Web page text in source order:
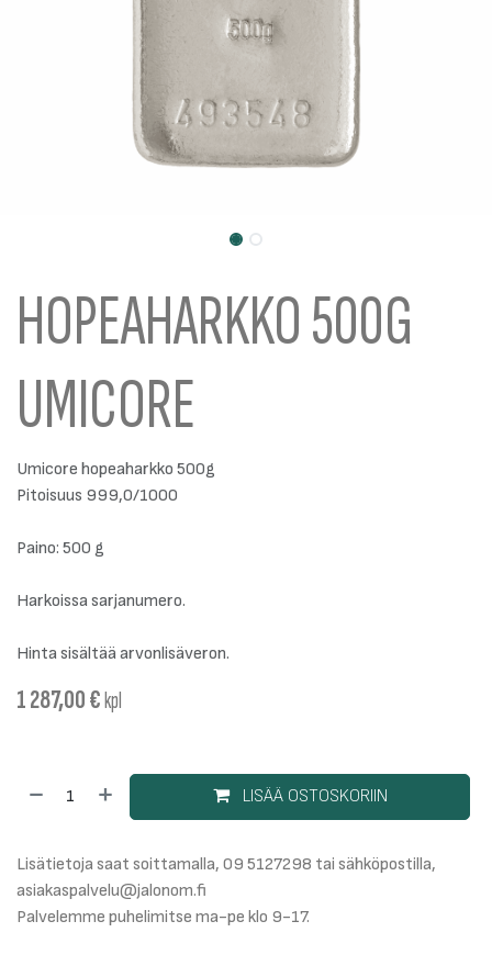
HOPEAHARKKO 500G
UMICORE
Umicore hopeaharkko 500g
Pitoisuus 999,0/1000
Paino: 500 g
Harkoissa sarjanumero.
Hinta sisältää arvonlisäveron.
1 287,00€kpl
LISÄÄ OSTOSKORIIN
Lisätietoja saat soittamalla, 09 5127298 tai sähköpostilla,
asiakaspalvelu@jalonom.fi
Palvelemme puhelimitse ma-pe klo 9-17.